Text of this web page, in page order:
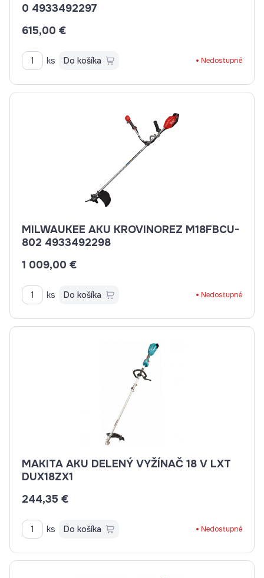
0 4933492297
615,00 €
ks Do košíka Nedostupné
MILWAUKEE AKU KROVINOREZ M18FBCU-
802 4933492298
1 009,00 €
ks Do košíka Nedostupné
MAKITA AKU DELENÝ VYŽÍNAČ 18 V LXT
DUX18ZX1
244,35 €
ks Do košíka Nedostupné